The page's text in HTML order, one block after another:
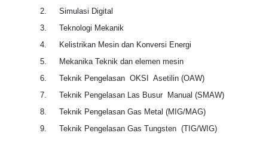
2.
Simulasi Digital
3.
Teknologi Mekanik
4.
Kelistrikan Mesin dan Konversi Energi
5.
Mekanika Teknik dan elemen mesin
6.
Teknik Pengelasan OKSI Asetilin (OAW)
7.
Teknik Pengelasan Las Busur Manual (SMAW)
8.
Teknik Pengelasan Gas Metal (MIG/MAG)
9.
Teknik Pengelasan Gas Tungsten (TIG/WIG)